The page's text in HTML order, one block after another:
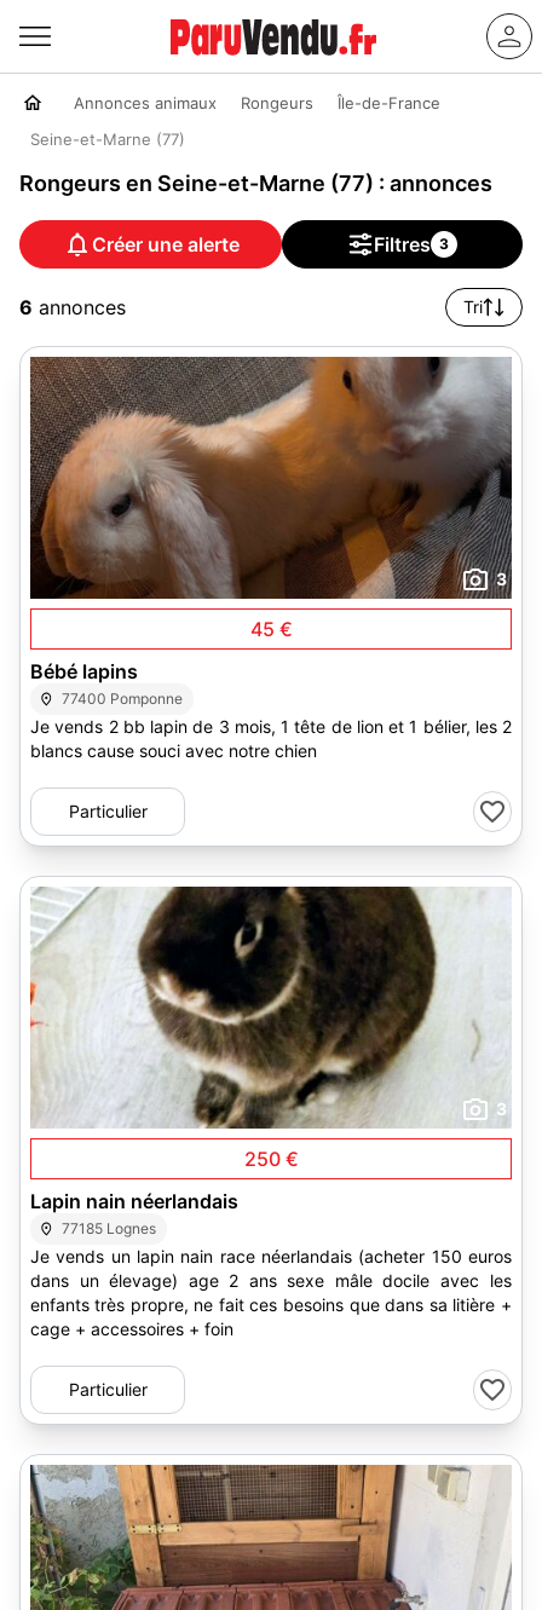
Annonces animaux Rongeurs
Île-de-France
Seine-et-Marne (77)
Rongeurs en Seine-et-Marne (77) : annonces
Créer une alerte Filtres 3
6 annonces Tri
3
45 €
Bébé lapins
77400 Pomponne
Je vends 2 bb lapin de 3 mois, 1 tête de lion et 1 bélier, les 2
blancs cause souci avec notre chien
Particulier
3
250 €
Lapin nain néerlandais
77185 Lognes
Je vends un lapin nain race néerlandais (acheter 150 euros
dans un élevage) age 2 ans sexe mâle docile avec les
enfants très propre, ne fait ces besoins que dans sa litière +
cage + accessoires + foin
Particulier